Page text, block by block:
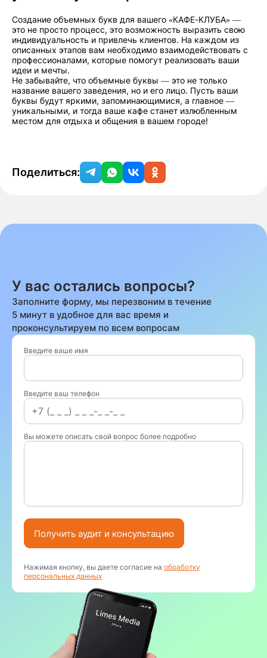
Создание объемных букв для вашего «КАФЕ-КЛУБА» —
это не просто процесс, это возможность выразить свою
индивидуальность и привлечь клиентов. На каждом из
описанных этапов вам необходимо взаимодействовать с
профессионалами, которые помогут реализовать ваши
идеи и мечты.
Не забывайте, что объемные буквы — это не только
название вашего заведения, но и его лицо. Пусть ваши
буквы будут яркими, запоминающимися, а главное —
уникальными, и тогда ваше кафе станет излюбленным
местом для отдыха и общения в вашем городе!
Поделиться:
У вас остались вопросы?
Заполните форму, мы перезвоним в течение
5 минут в удобное для вас время и
проконсультируем по всем вопросам
Введите ваше имя
Введите ваш телефон
Вы можете описать свой вопрос более подробно
Получить аудит и консультацию
Нажимая кнопку, вы даете согласие на обработку
персональных данных